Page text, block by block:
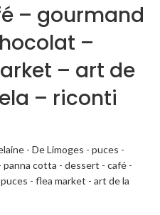
– gourmand
–
– art de
– riconti